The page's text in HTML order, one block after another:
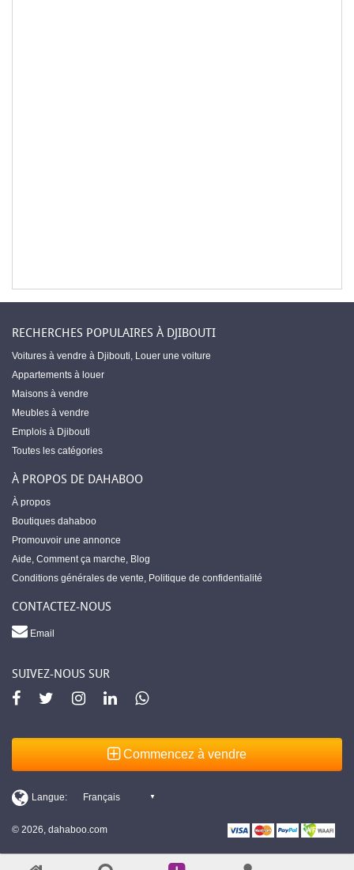
RECHERCHES POPULAIRES À DJIBOUTI
Voitures à vendre à Djibouti, Louer une voiture
Appartements à louer
Maisons à vendre
Meubles à vendre
Emplois à Djibouti
Toutes les catégories
À PROPOS DE DAHABOO
À propos
Boutiques dahaboo
Promouvoir une annonce
Aide, Comment ça marche, Blog
Conditions générales de vente, Politique de confidentialité
CONTACTEZ-NOUS
Email
SUIVEZ-NOUS SUR
Commencez à vendre
© 2026, dahaboo.com